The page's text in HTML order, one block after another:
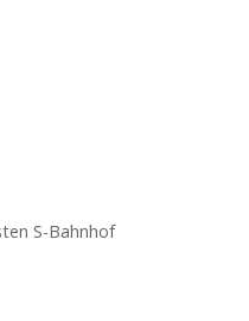
S-Bahnhof